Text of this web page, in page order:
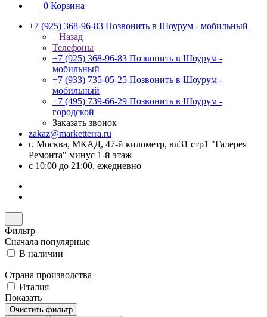
0 Корзина
+7 (925) 368-96-83 Позвонить в Шоурум - мобильный
Назад
Телефоны
+7 (925) 368-96-83 Позвонить в Шоурум -
мобильный
+7 (933) 735-05-25 Позвонить в Шоурум -
мобильный
+7 (495) 739-66-29 Позвонить в Шоурум -
городской
Заказать звонок
zakaz@marketterra.ru
г. Москва, МКАД, 47-й километр, вл31 стр1 "Галерея
Ремонта" минус 1-й этаж
с 10:00 до 21:00, ежедневно
Фильтр
Сначала популярные
В наличии
Страна производства
Италия
Показать
Очистить фильтр